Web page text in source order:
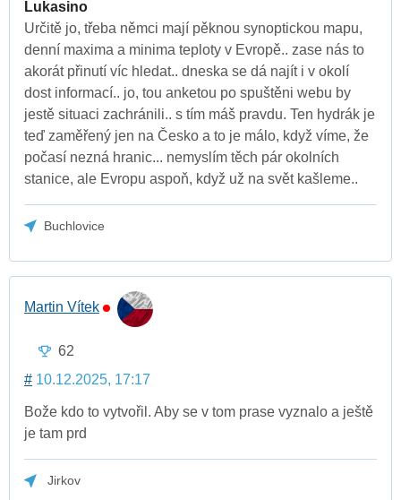
Lukasino
Určitě jo, třeba němci mají pěknou synoptickou mapu,
denní maxima a minima teploty v Evropě.. zase nás to
akorát přinutí víc hledat.. dneska se dá najít i v okolí
dost informací.. jo, tou anketou po spuštěni webu by
jestě situaci zachránili.. s tím máš pravdu. Ten hydrák je
teď zaměřený jen na Česko a to je málo, když víme, že
počasí nezná hranic... nemyslím těch pár okolních
stanice, ale Evropu aspoň, když už na svět kašleme..
Buchlovice
Martin Vítek
62
# 10.12.2025, 17:17
Bože kdo to vytvořil. Aby se v tom prase vyznalo a ještě
je tam prd
Jirkov